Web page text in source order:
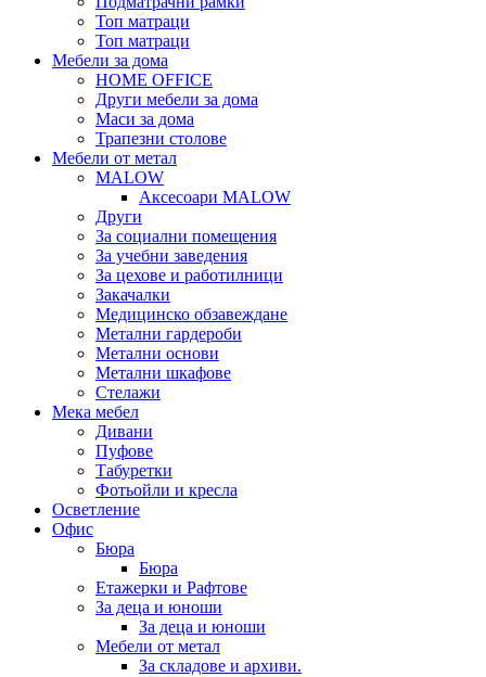
Топ матраци
Топ матраци
Мебели за дома
HOME OFFICE
Други мебели за дома
Маси за дома
Трапезни столове
Мебели от метал
MALOW
Аксесоари MALOW
Други
За социални помещения
За учебни заведения
За цехове и работилници
Закачалки
Медицинско обзавеждане
Метални гардероби
Метални основи
Метални шкафове
Стелажи
Мека мебел
Дивани
Пуфове
Табуретки
Фотьойли и кресла
Осветление
Офис
Бюра
Бюра
Етажерки и Рафтове
За деца и юноши
За деца и юноши
Мебели от метал
За складове и архиви.